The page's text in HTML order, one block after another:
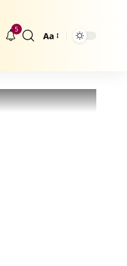
5
Größenänderung
Aa